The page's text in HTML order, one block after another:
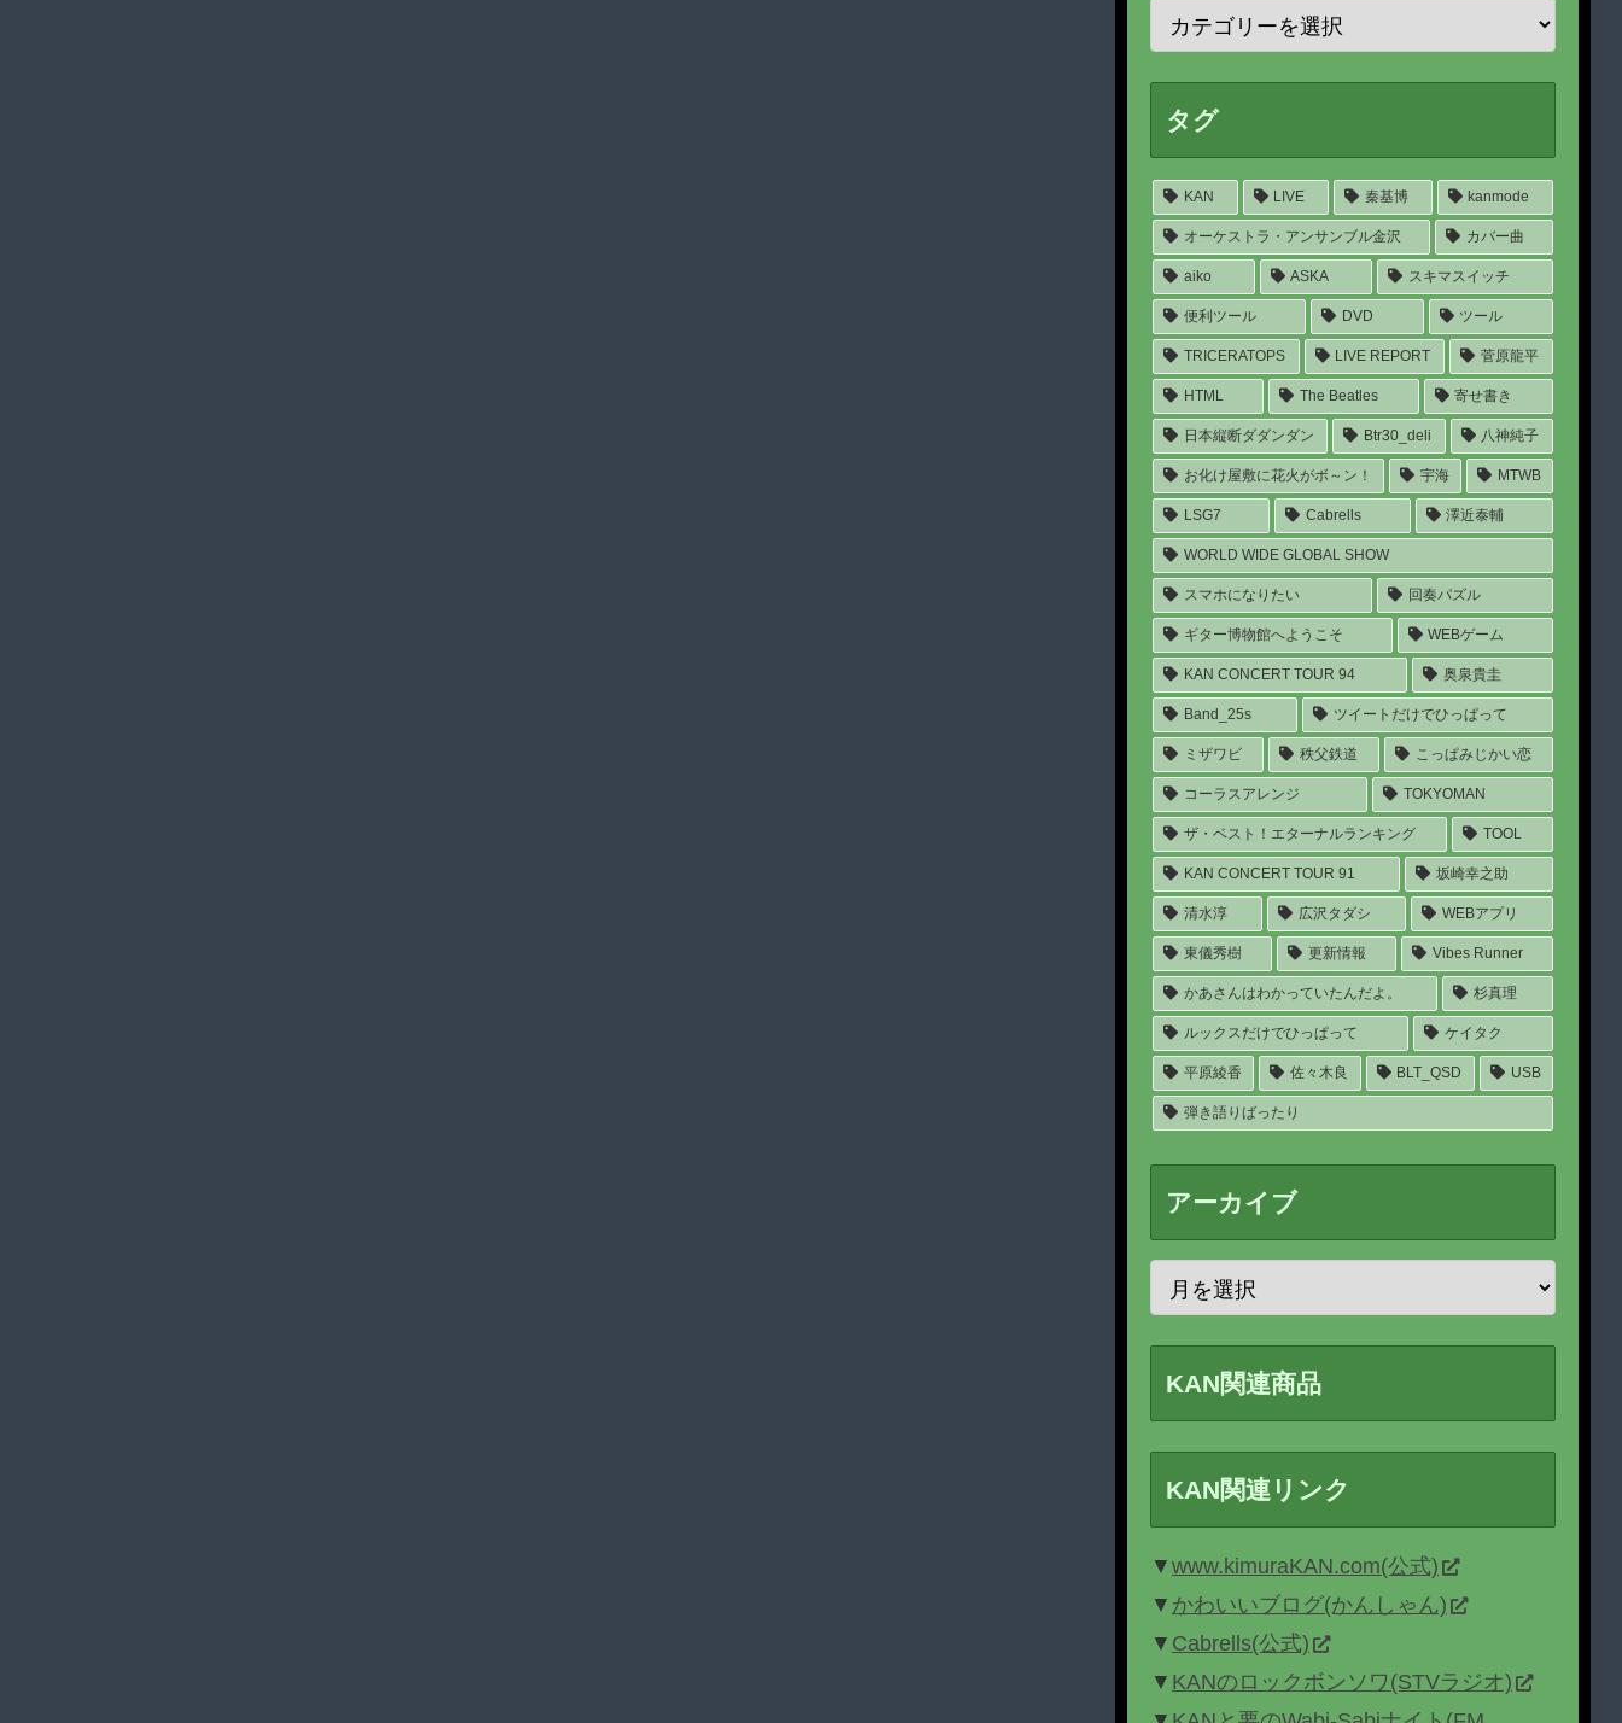
タグ
KAN LIVE 秦基博 kanmode
オーケストラ・アンサンブル金沢 カバー曲
aiko ASKA スキマスイッチ
便利ツール DVD ツール
TRICERATOPS LIVE REPORT 菅原龍平
HTML The Beatles 寄せ書き
日本縦断ダダンダン Btr30_deli 八神純子
お化け屋敷に花火がボ～ン！ 宇海 MTWB
LSG7 Cabrells 澤近泰輔
WORLD WIDE GLOBAL SHOW
スマホになりたい 回奏パズル
ギター博物館へようこそ WEBゲーム
KAN CONCERT TOUR 94 奥泉貴圭
Band_25s ツイートだけでひっぱって
ミザワビ 秩父鉄道 こっぱみじかい恋
コーラスアレンジ TOKYOMAN
ザ・ベスト！エターナルランキング TOOL
KAN CONCERT TOUR 91 坂崎幸之助
清水淳 広沢タダシ WEBアプリ
東儀秀樹 更新情報 Vibes Runner
かあさんはわかっていたんだよ。 杉真理
ルックスだけでひっぱって ケイタク
平原綾香 佐々木良 BLT_QSD USB
弾き語りばったり
アーカイブ
KAN関連商品
KAN関連リンク
▼ www.kimuraKAN.com(公式)
▼ かわいいブログ(かんしゃん)
▼ Cabrells(公式)
▼ KANのロックボンソワ(STVラジオ)